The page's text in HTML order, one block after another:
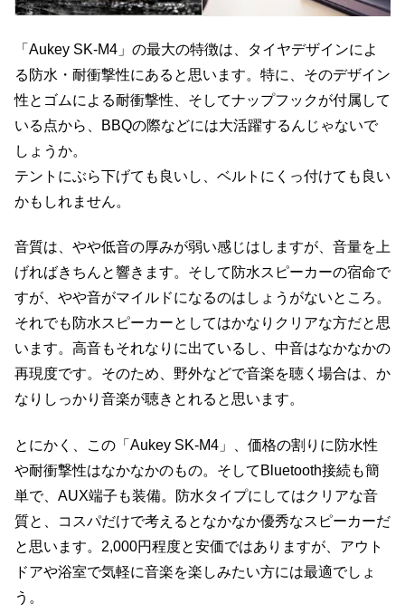
「Aukey SK-M4」の最大の特徴は、タイヤデザインによ
る防水・耐衝撃性にあると思います。特に、そのデザイン
性とゴムによる耐衝撃性、そしてナップフックが付属して
いる点から、BBQの際などには大活躍するんじゃないで
しょうか。
テントにぶら下げても良いし、ベルトにくっ付けても良い
かもしれません。
音質は、やや低音の厚みが弱い感じはしますが、音量を上
げればきちんと響きます。そして防水スピーカーの宿命で
すが、やや音がマイルドになるのはしょうがないところ。
それでも防水スピーカーとしてはかなりクリアな方だと思
います。高音もそれなりに出ているし、中音はなかなかの
再現度です。そのため、野外などで音楽を聴く場合は、か
なりしっかり音楽が聴きとれると思います。
とにかく、この「Aukey SK-M4」、価格の割りに防水性
や耐衝撃性はなかなかのもの。そしてBluetooth接続も簡
単で、AUX端子も装備。防水タイプにしてはクリアな音
質と、コスパだけで考えるとなかなか優秀なスピーカーだ
と思います。2,000円程度と安価ではありますが、アウト
ドアや浴室で気軽に音楽を楽しみたい方には最適でしょ
う。